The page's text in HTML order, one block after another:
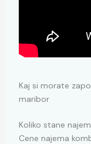
Kaj si morate
maribor
Koliko stane
Cene najema